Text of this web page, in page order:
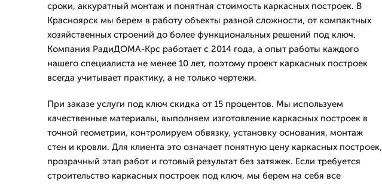
сроки, аккуратный монтаж и понятная стоимость каркасных построек. В
Красноярск мы берем в работу объекты разной сложности, от компактных
хозяйственных строений до более функциональных решений под ключ.
Компания РадиДОМА-Крс работает с 2014 года, а опыт работы каждого
нашего специалиста не менее 10 лет, поэтому проект каркасных построек
всегда учитывает практику, а не только чертежи.
При заказе услуги под ключ скидка от 15 процентов. Мы используем
качественные материалы, выполняем изготовление каркасных построек в
точной геометрии, контролируем обвязку, установку основания, монтаж
стен и кровли. Для клиента это означает понятную цену каркасных построек,
прозрачный этап работ и готовый результат без затяжек. Если требуется
строительство каркасных построек под ключ, мы берем на себя все